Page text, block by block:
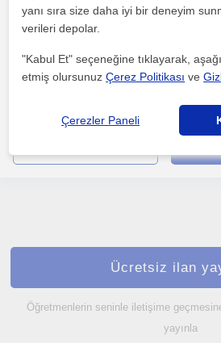
Ortaokul
Onları sıkıcı ders anlatimlarindan
Ücretsiz ilan
Öğretmenlerin seninle iletişime
yayınla
yanı sıra size daha iyi bir deneyim
verileri depolar.
"Kabul Et" seçeneğine tıklayarak,
etmiş olursunuzÇerez Politikası ve
Çerezler Paneli